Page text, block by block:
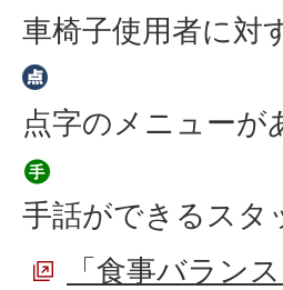
車椅子使用者に対
点字のメニューが
手話ができるスタ
「食事バラン